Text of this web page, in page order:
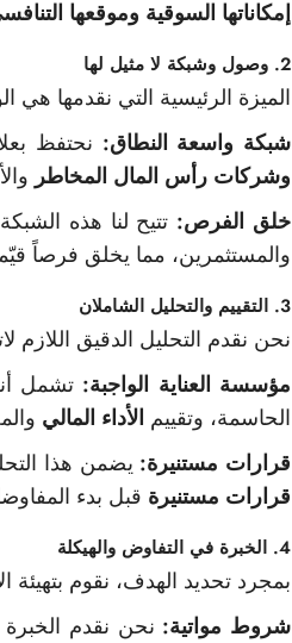
إمكاناتها السوقية وموقعها
2. وصول وشبكة لا مثيل لها
الميزة الرئيسية التي نقدمها
شبكة واسعة النطاق: نحتفظ
وشركات رأس المال المخاطر
خلق الفرص: تتيح لنا هذه
والمستثمرين، مما يخلق فرصاً
3. التقييم والتحليل الشاملان
نحن نقدم التحليل الدقيق اللازم
مؤسسة العناية الواجبة: تشمل
الحاسمة، وتقييم الأداء المالي
قرارات مستنيرة: يضمن هذا
قرارات مستنيرة قبل بدء
4. الخبرة في التفاوض والهيكلة
بمجرد تحديد الهدف، نقوم بتهيئة
شروط مواتية: نحن نقدم